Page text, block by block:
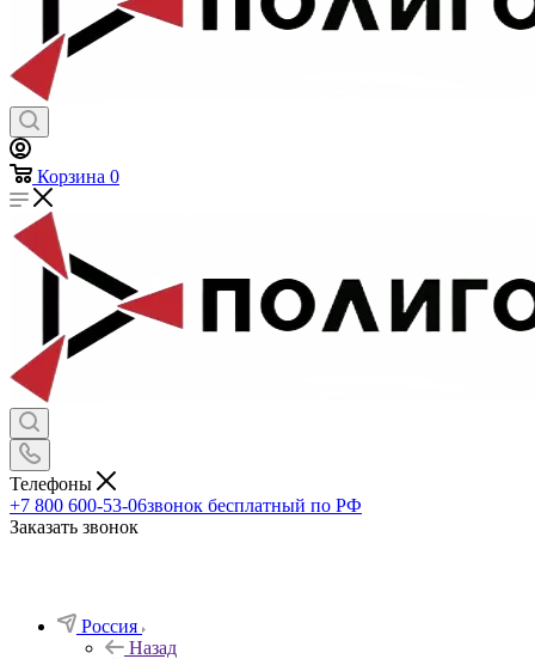
Корзина 0
Телефоны
+7 800 600-53-06звонок бесплатный по РФ
Заказать звонок
Россия
Назад